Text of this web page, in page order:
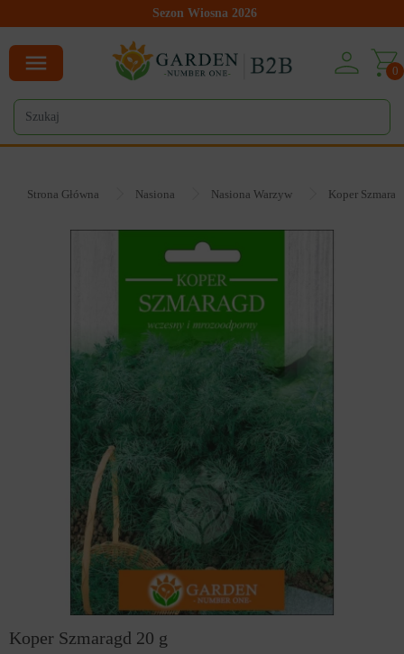
Sezon Wiosna 2026
0
Strona Główna Nasiona Nasiona Warzyw Koper
Koper Szmaragd 20 g